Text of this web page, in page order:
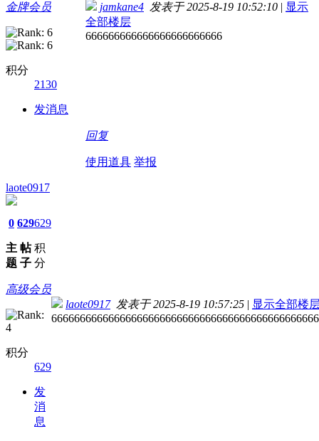
金牌会员
积分
2130
发消息
jamkane4 发表于 2025-8-19 10:52:10 | 显示
全部楼层
666666666666666666666666
回复
使用道具 举报
laote0917
0
主
题
629
帖
子
629
积
分
高级会员
积分
629
发
消
息
laote0917发表于 2025-8-19 10:57:25 | 显示全部楼